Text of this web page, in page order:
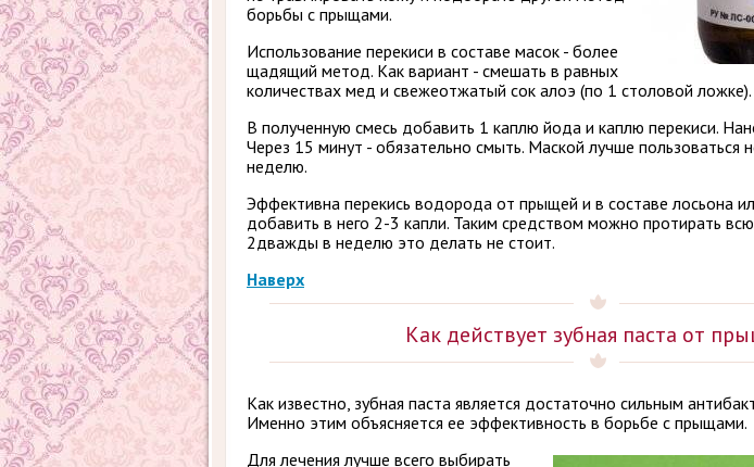
борьбы с прыщами.
Использование перекиси в составе масок - более
щадящий метод. Как вариант - смешать в равных
количествах мед и свежеотжатый сок алоэ (по 1 столовой ложке).
В полученную смесь добавить 1 каплю йода и каплю перекиси.
Через 15 минут - обязательно смыть. Маской лучше пользоваться
неделю.
Эффективна перекись водорода от прыщей и в составе лосьона
добавить в него 2-3 капли. Таким средством можно протирать
2дважды в неделю это делать не стоит.
Наверх
Как действует зубная паста от
Как известно, зубная паста является достаточно сильным
Именно этим объясняется ее эффективность в борьбе с прыщами.
Для лечения лучше всего выбирать